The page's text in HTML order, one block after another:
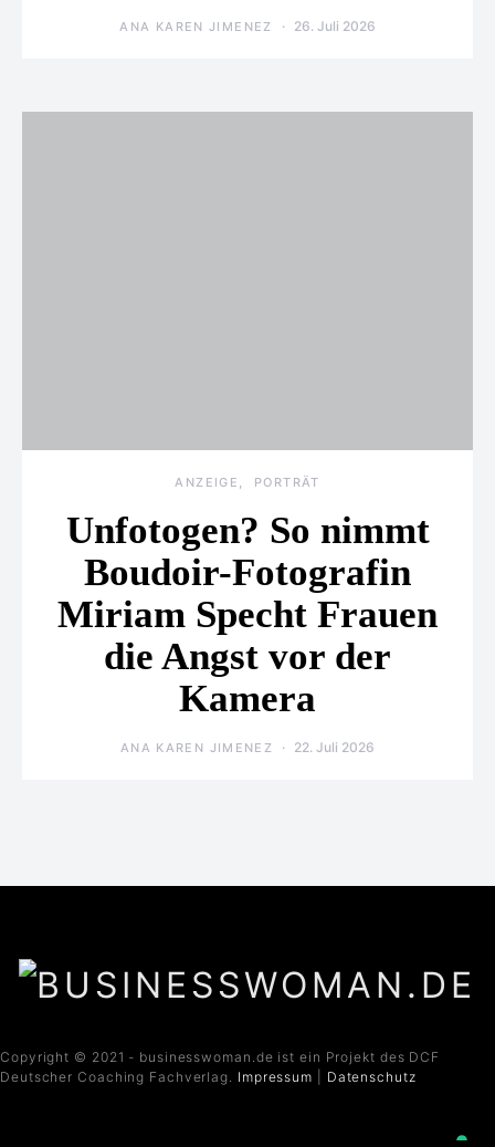
ANA KAREN JIMENEZ 26. Juli 2026
ANZEIGE PORTRÄT
Unfotogen? So nimmt
Boudoir-Fotografin
Miriam Specht Frauen
die Angst vor der
Kamera
ANA KAREN JIMENEZ 22. Juli 2026
Copyright © 2021 - businesswoman.de ist ein Projekt des DCF
Deutscher Coaching Fachverlag. Impressum Datenschutz